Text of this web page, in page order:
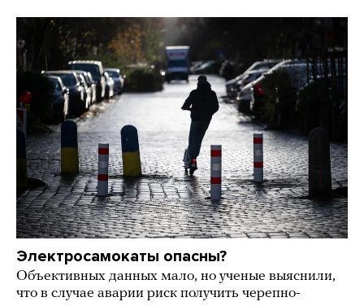
Электросамокаты опасны?
Объективных данных мало, но ученые выяснили,
что в случае аварии риск получить черепно-